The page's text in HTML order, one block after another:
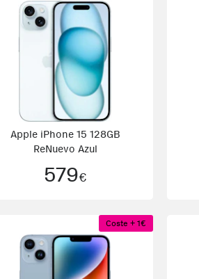
Apple iPhone 15 128GB
ReNuevo Azul
579€
Coste + 1€